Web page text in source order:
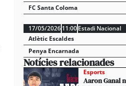
FC Santa Coloma
17/05/2026 11:00 Estadi Nacional
Atlètic Escaldes
Penya Encarnada
Notícies relacionades
Esports
Aaron Ganal